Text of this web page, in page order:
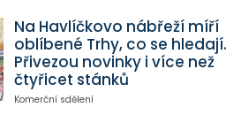
Na Havlíčkovo nábřeží míří
oblíbené Trhy, co se hledají.
Přivezou novinky i více než
čtyřicet stánků
Komerční sdělení